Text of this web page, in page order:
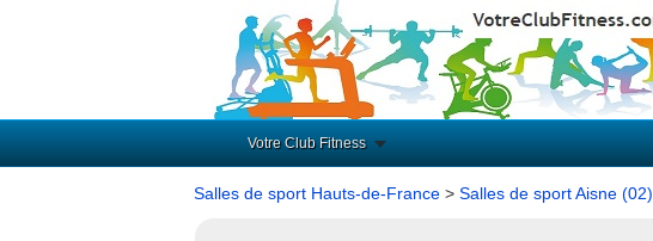
Votre Club Fitness
Salles de sport Hauts-de-France > Salles de sport Aisne (02)